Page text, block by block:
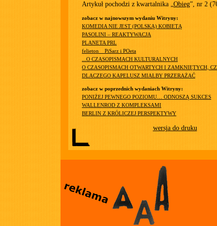
Artykuł pochodzi z kwartalnika „Obieg”, nr 2
zobacz w najnowszym wydaniu Witryny:
KOMEDIA NIE JEST (POLSKĄ) KOBIETĄ
PASOLINI – REAKTYWACJA
PLANETA PRL
felieton__PiSarz i POeta
...O CZASOPISMACH KULTURALNYCH
O CZASOPISMACH OTWARTYCH I ZAMKNIĘTYCH,
DLACZEGO KAPELUSZ MIAŁBY PRZERAŻAĆ
zobacz w poprzednich wydaniach Witryny:
PONIŻEJ PEWNEGO POZIOMU… ODNOSZĄ SUKCES
WALLENROD Z KOMPLEKSAMI
BERLIN Z KRÓLICZEJ PERSPEKTYWY
wersja do druku